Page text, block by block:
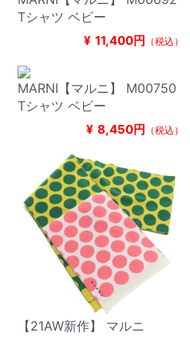
Tシャツ ベビー
¥ 11,400円 （税込）
MARNI【マルニ】 M00750
Tシャツ ベビー
¥ 8,450円 （税込）
【21AW新作】 マルニ